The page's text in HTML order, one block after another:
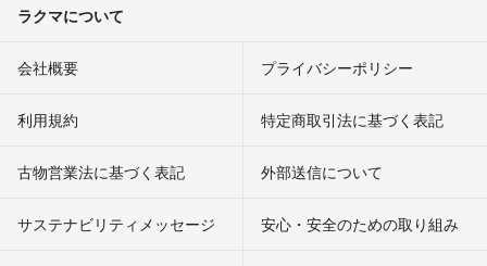
ラクマについて
会社概要 プライバシーポリシー
利用規約 特定商取引法に基づく表記
古物営業法に基づく表記 外部送信について
サステナビリティメッセージ 安心・安全のための取り組み